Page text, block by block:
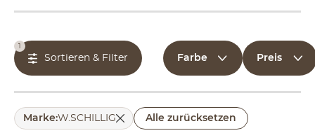
1
Sortieren & Filter Farbe Preis
Marke:W.SCHILLIG Alle zurücksetzen